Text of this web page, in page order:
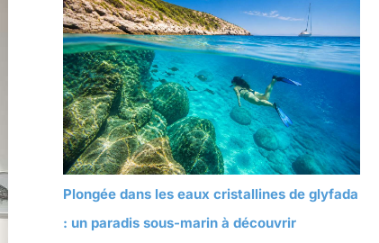
Plongée dans les eaux cristallines de glyfada
: un paradis sous-marin à découvrir